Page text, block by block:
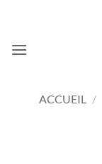
contenu
ACCUEIL /